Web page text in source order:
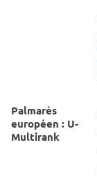
Palmarès
européen : U-
Multirank